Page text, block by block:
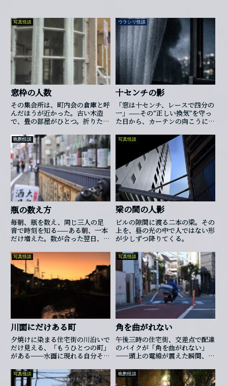
写真怪談
窓枠の人数
その集会所は、町内会の倉庫と呼
んだほうが近かった。古い木造
で、畳の部屋がひとつ。折りたた
なくなる。外から見ると、出窓だ
けが妙に立派だった。淡い青に塗
られた木枠は剥げ、ガラスは少し
曇っていて、中の様子を見ようと
すると、いつも自分の顔と室内の
暗がりが重なった。町内では、月
に一度だけそこで回覧板の仕分け
をしていた。使うのは自治会長
と、班長が二人。三人入ればいっ
ぱいになるので、次の人は外で待
つ。そういう決まりでもないの
に、誰も四人目として入ろうとは
しなかった。ある年の梅雨前、若
い班長がそれを笑った。「狭いだ
けでしょ」そう言って、彼は先に
入っていた三人のあとから戸を開
けた。...
ウラシリ怪談
十センチの影
「窓は十センチ、レースで四分の
一」——その“正しい換気”を守っ
た日から、カーテンの向こうに欠
です。
晩酌怪談
瓶の数え方
毎朝、瓶を数え、同じ三人の足
音で時刻を知る——ある朝、一本
だけ増えた。数が合った翌日、路
写真怪談
梁の間の人影
ビルの隙間に渡る二本の梁。その
上を、昼の光の中で人ではない形
が少しずつ降りてくる。
写真怪談
川面にだけある町
夕焼けに染まる住宅街の川沿いで
だけ見える、「もうひとつの町」
がある──水面に現れる自分そっ
ら側に残れる保証はどこにもな
い。
写真怪談
角を曲がれない
午後三時の住宅街、交差点で配達
のバイクが「角を曲がれない」
――頭上の電線が震えた瞬間、街
写真怪談 晩酌怪談